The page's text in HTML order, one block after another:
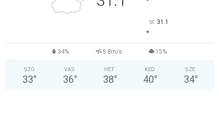
31.1
°
34% 5.8m/s 15%
SZO
33°
VAS
36°
HÉT
38°
KED
40°
SZE
34°